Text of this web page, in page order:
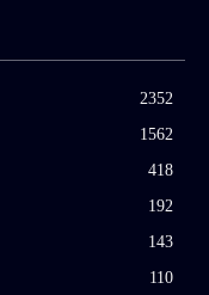
2352
1562
418
192
143
110